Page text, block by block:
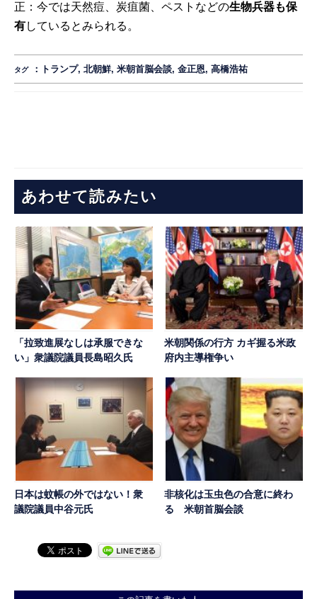
正：今では天然痘、炭疽菌、ペストなどの生物兵器も保
有しているとみられる。
タグ ： トランプ,北朝鮮,米朝首脳会談,金正恩,高橋浩祐
あわせて読みたい
「拉致進展なしは承服できな
い」衆議院議員長島昭久氏
米朝関係の行方 カギ握る米政
府内主導権争い
日本は蚊帳の外ではない！衆
議院議員中谷元氏
非核化は玉虫色の合意に終わ
る 米朝首脳会談